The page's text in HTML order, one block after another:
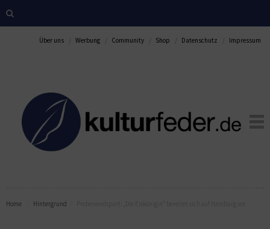
Über uns Werbung Community Shop Datenschutz Impressum
Home Hintergrund